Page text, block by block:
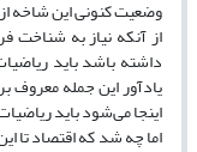
وضعیت کنونی این شاخه
از آنکه نیاز به شناخت
داشته باشد باید
یادآور این جمله معروف
اینجا می‌شود باید
اما چه شد که اقتصاد تا